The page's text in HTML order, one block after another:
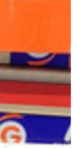
que
botón o ponte
más personal.